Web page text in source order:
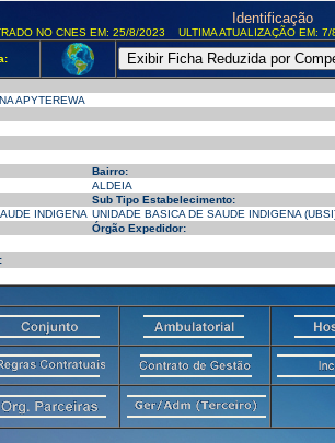
Identificação
NO CNES EM: 25/8/2023 ULTIMA ATUALIZAÇÃO EM:
APYTEREWA
Bairro:
ALDEIA
Sub Tipo Estabelecimento:
INDIGENA UNIDADE BASICA DE SAUDE INDIGENA
Órgão Expedidor: